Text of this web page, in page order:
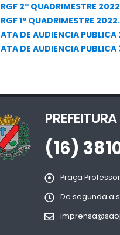
RGF 2º QUADRIMESTRE
RGF 1º QUADRIMESTRE
ATA DE AUDIENCIA
ATA DE AUDIENCIA
(16)
Praça
De segunda a